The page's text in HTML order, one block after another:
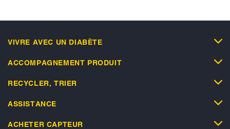
VIVRE AVEC UN DIABÈTE
ACCOMPAGNEMENT PRODUIT
RECYCLER, TRIER
ASSISTANCE
ACHETER CAPTEUR